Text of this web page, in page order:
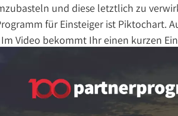
und diese letztlich zu
für Einsteiger ist Piktochart.
Video bekommt Ihr einen kurzen